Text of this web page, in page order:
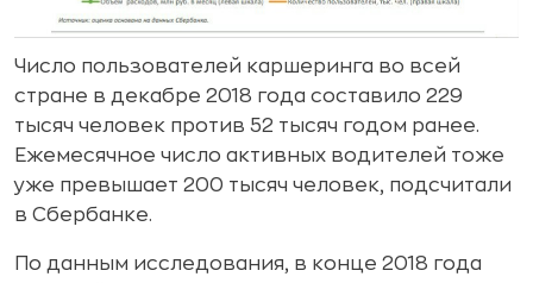
Число пользователей каршеринга во всей
стране в декабре 2018 года составило 229
тысяч человек против 52 тысяч годом ранее.
Ежемесячное число активных водителей тоже
уже превышает 200 тысяч человек, подсчитали
в Сбербанке.
По данным исследования, в конце 2018 года